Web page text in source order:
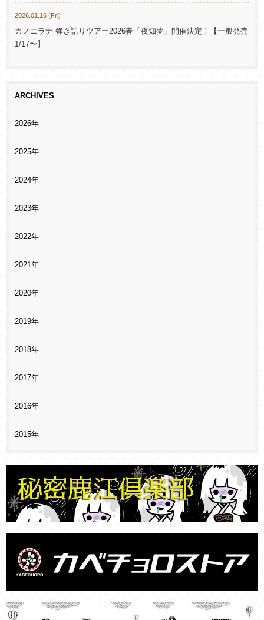
2026.01.16 (Fri)
カノエラナ 弾き語りツアー2026春「夜知夢」開催決定！【一般発売
1/17〜】
ARCHIVES
2026年
2025年
2024年
2023年
2022年
2021年
2020年
2019年
2018年
2017年
2016年
2015年